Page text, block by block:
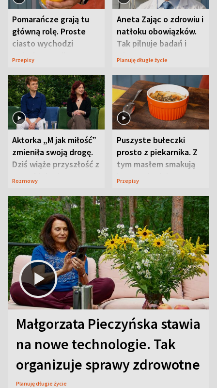
Pomarańcze grają tu
główną rolę. Proste
ciasto wychodzi
wyjątkowo wilgotne
Przepisy
Aneta Zając o zdrowiu i
natłoku obowiązków.
Tak pilnuje badań i
wizyt
Planuję długie życie
Aktorka „M jak miłość”
zmieniła swoją drogę.
Dziś wiąże przyszłość z
neurobiologią
Rozmowy
Puszyste bułeczki
prosto z piekarnika. Z
tym masłem smakują
jeszcze lepiej
Przepisy
Małgorzata Pieczyńska stawia
na nowe technologie. Tak
organizuje sprawy zdrowotne
Planuję długie życie